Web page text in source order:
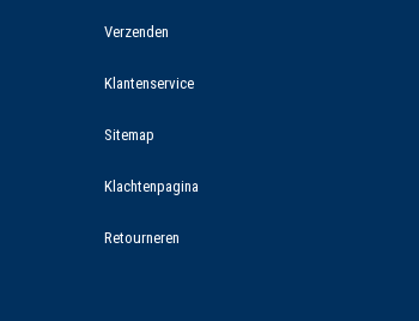
Verzenden
Klantenservice
Sitemap
Klachtenpagina
Retourneren